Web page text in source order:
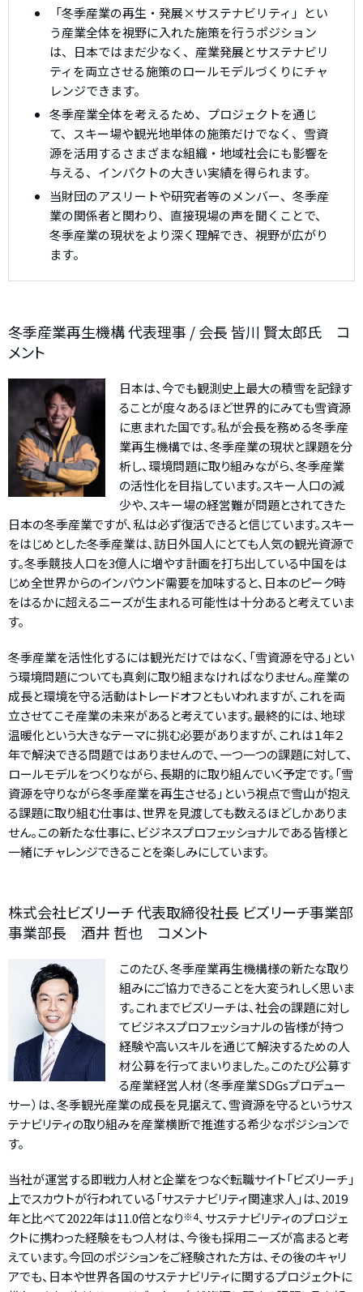
「冬季産業の再生・発展×サステナビリティ」とい
う産業全体を視野に入れた施策を行うポジション
は、日本ではまだ少なく、産業発展とサステナビリ
ティを両立させる施策のロールモデルづくりにチャ
レンジできます。
冬季産業全体を考えるため、プロジェクトを通じ
て、スキー場や観光地単体の施策だけでなく、雪資
源を活用するさまざまな組織・地域社会にも影響を
与える、インパクトの大きい実績を得られます。
当財団のアスリートや研究者等のメンバー、冬季産
業の関係者と関わり、直接現場の声を聞くことで、
冬季産業の現状をより深く理解でき、視野が広がり
ます。
冬季産業再生機構 代表理事 / 会長 皆川 賢太郎氏 コ
メント
日本は、今でも観測史上最大の積雪を記録す
ることが度々あるほど世界的にみても雪資源
に恵まれた国です。私が会長を務める冬季産
業再生機構では、冬季産業の現状と課題を分
析し、環境問題に取り組みながら、冬季産業
の活性化を目指しています。スキー人口の減
少や、スキー場の経営難が問題とされてきた
日本の冬季産業ですが、私は必ず復活できると信じています。スキー
をはじめとした冬季産業は、訪日外国人にとても人気の観光資源で
す。冬季競技人口を3億人に増やす計画を打ち出している中国をは
じめ全世界からのインバウンド需要を加味すると、日本のピーク時
をはるかに超えるニーズが生まれる可能性は十分あると考えていま
す。
冬季産業を活性化するには観光だけではなく、「雪資源を守る」とい
う環境問題についても真剣に取り組まなければなりません。産業の
成長と環境を守る活動はトレードオフともいわれますが、これを両
立させてこそ産業の未来があると考えています。最終的には、地球
温暖化という大きなテーマに挑む必要がありますが、これは１年２
年で解決できる問題ではありませんので、一つ一つの課題に対して、
ロールモデルをつくりながら、長期的に取り組んでいく予定です。「雪
資源を守りながら冬季産業を再生させる」という視点で雪山が抱え
る課題に取り組む仕事は、世界を見渡しても数えるほどしかありま
せん。この新たな仕事に、ビジネスプロフェッショナルである皆様と
一緒にチャレンジできることを楽しみにしています。
株式会社ビズリーチ 代表取締役社長 ビズリーチ事業部
事業部長 酒井 哲也 コメント
このたび、冬季産業再生機構様の新たな取り
組みにご協力できることを大変うれしく思いま
す。これまでビズリーチは、社会の課題に対し
てビジネスプロフェッショナルの皆様が持つ
経験や高いスキルを通じて解決するための人
材公募を行ってまいりました。このたび公募す
る産業経営人材（冬季産業SDGsプロデュー
サー）は、冬季観光産業の成長を見据えて、雪資源を守るというサス
テナビリティの取り組みを産業横断で推進する希少なポジションで
す。
当社が運営する即戦力人材と企業をつなぐ転職サイト「ビズリーチ」
上でスカウトが行われている「サステナビリティ関連求人」は、2019
年と比べて2022年は11.0倍となり※4、サステナビリティのプロジェ
クトに携わった経験をもつ人材は、今後も採用ニーズが高まると考
えています。今回のポジションをご経験された方は、その後のキャリ
アでも、日本や世界各国のサステナビリティに関するプロジェクトに